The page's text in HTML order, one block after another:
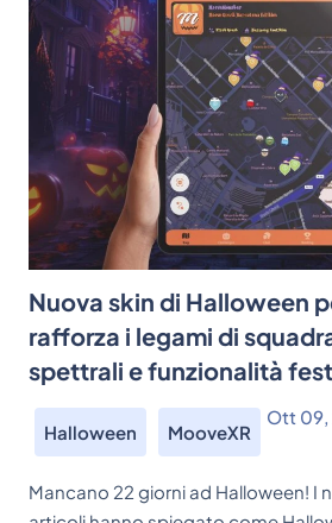
Nuova skin di Halloween
rafforza i legami di
spettrali e funzionalità
Halloween MooveXR
Ott
Mancano 22 giorni ad Halloween! I